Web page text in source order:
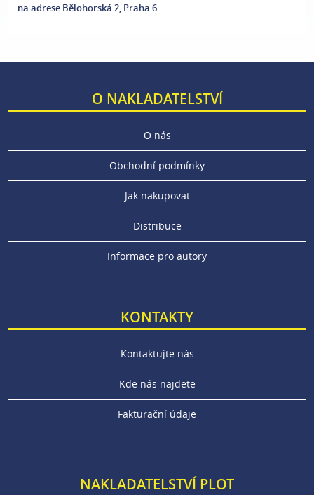
na adrese Bělohorská 2, Praha 6.
O NAKLADATELSTVÍ
O nás
Obchodní podmínky
Jak nakupovat
Distribuce
Informace pro autory
KONTAKTY
Kontaktujte nás
Kde nás najdete
Fakturační údaje
NAKLADATELSTVÍ PLOT